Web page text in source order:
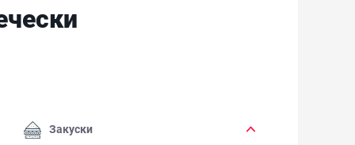
с мясом и томатами по-купечески - фото готового
Закуски